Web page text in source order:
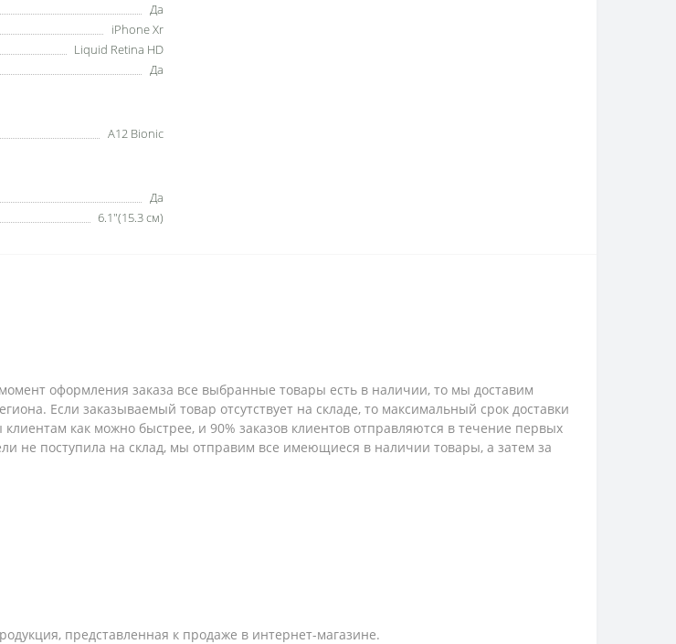
Да
iPhone Xr
Liquid Retina HD
Да
A12 Bionic
Да
6.1"(15.3 см)
оформления заказа все выбранные товары есть в наличии, то мы доставим
Если заказываемый товар отсутствует на складе, то максимальный срок доставки
как можно быстрее, и 90% заказов клиентов отправляются в течение первых
не поступила на склад, мы отправим все имеющиеся в наличии товары, а затем за
представленная к продаже в интернет-магазине.